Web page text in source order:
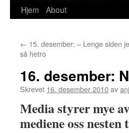
Hopp
innhold
Hjem About
← 15. desember: – Lenge siden
så hetro
16. desember:
Skrevet 16. desember 2010av
Media styrer mye
mediene oss